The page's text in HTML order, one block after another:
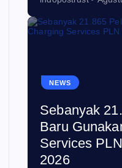
NEWS
Sebanyak
Baru
Services
2026